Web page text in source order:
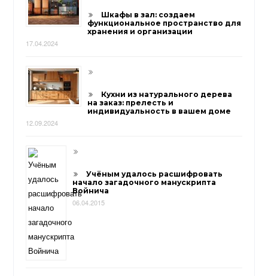
Шкафы в зал: создаем
функциональное пространство для
хранения и организации
17.04.2024
Кухни из натурального дерева
на заказ: прелесть и
индивидуальность в вашем доме
12.09.2024
Учёным удалось расшифровать
начало загадочного манускрипта
Войнича
06.04.2015